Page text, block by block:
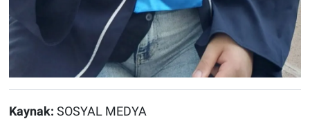
Kaynak: SOSYAL MEDYA